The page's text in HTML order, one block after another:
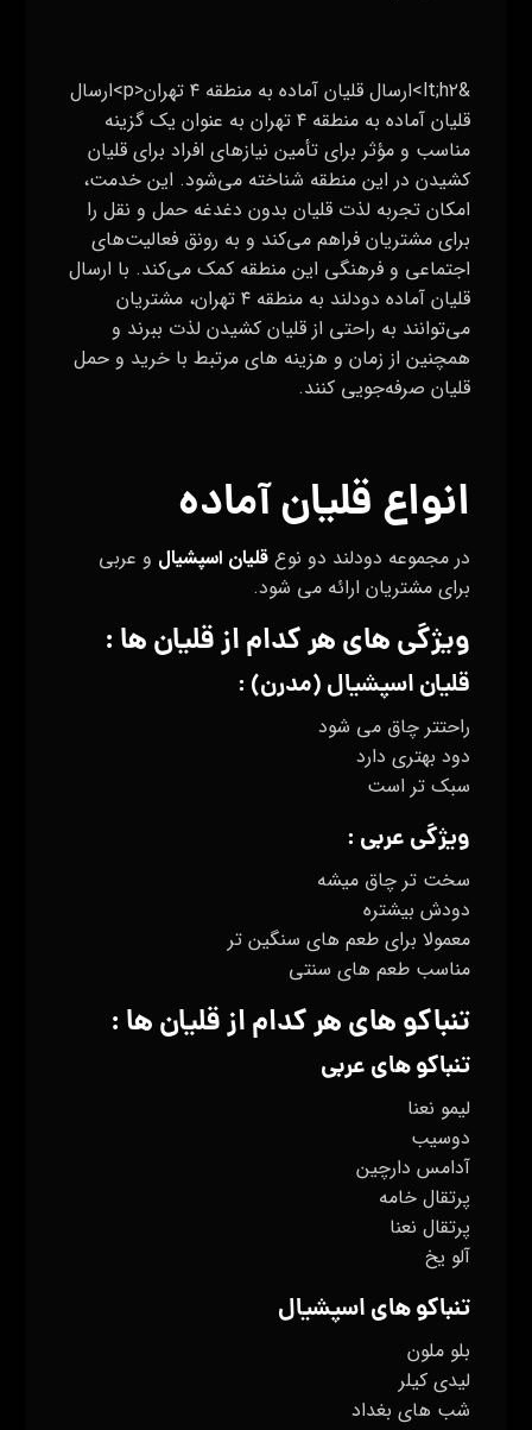
&lt;h۲>ارسال قلیان آماده به منطقه ۴ تهران<p>ارسال
قلیان آماده به منطقه ۴ تهران به عنوان یک گزینه
مناسب و مؤثر برای تأمین نیازهای افراد برای قلیان
کشیدن در این منطقه شناخته می‌شود. این خدمت،
امکان تجربه لذت قلیان بدون دغدغه حمل و نقل را
برای مشتریان فراهم می‌کند و به رونق فعالیت‌های
اجتماعی و فرهنگی این منطقه کمک می‌کند. با ارسال
قلیان آماده دودلند به منطقه ۴ تهران، مشتریان
می‌توانند به راحتی از قلیان کشیدن لذت ببرند و
همچنین از زمان و هزینه‌ های مرتبط با خرید و حمل
قلیان صرفه‌جویی کنند.
انواع قلیان آماده
در مجموعه دودلند دو نوعقلیان اسپشیال و عربی
برای مشتریان ارائه می شود.
ویژگی های هر کدام از قلیان ها :
قلیان اسپشیال (مدرن) :
راحتتر چاق می شود
دود بهتری دارد
سبک تر است
ویژگی عربی :
سخت تر چاق میشه
دودش بیشتره
معمولا برای طعم های سنگین تر
مناسب طعم های سنتی
تنباکو های هر کدام از قلیان ها :
تنباکو های عربی
لیمو نعنا
دوسیب
آدامس دارچین
پرتقال خامه
پرتقال نعنا
آلو یخ
تنباکو های اسپشیال
بلو ملون
لیدی کیلر
شب های بغداد